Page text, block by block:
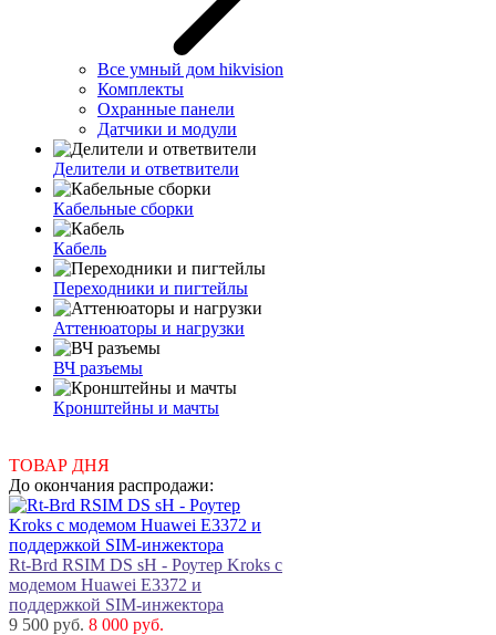
Все умный дом hikvision
Комплекты
Охранные панели
Датчики и модули
Делители и ответвители
Кабельные сборки
Кабель
Переходники и пигтейлы
Аттенюаторы и нагрузки
ВЧ разъемы
Кронштейны и мачты
ТОВАР ДНЯ
До окончания распродажи:
Rt-Brd RSIM DS sH - Роутер Kroks с
модемом Huawei E3372 и
поддержкой SIM-инжектора
9 500 руб. 8 000 руб.